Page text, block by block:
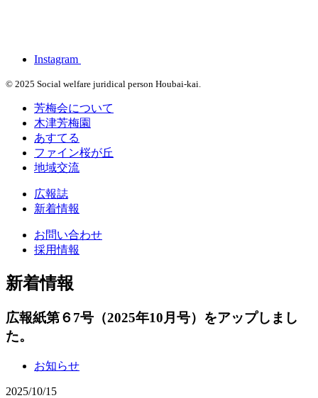
Instagram
© 2025 Social welfare juridical person Houbai-kai.
芳梅会について
木津芳梅園
あすてる
ファイン桜が丘
地域交流
広報誌
新着情報
お問い合わせ
採用情報
新着情報
広報紙第６7号（2025年10月号）をアップしまし
た。
お知らせ
2025/10/15